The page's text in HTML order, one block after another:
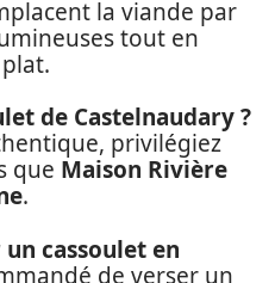
la viande par
tout en
de Castelnaudary ?
privilégiez
que Maison Rivière
.
cassoulet en
de verser un